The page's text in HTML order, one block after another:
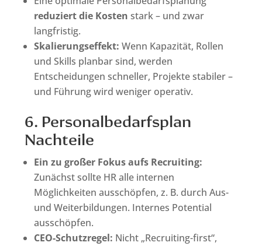
reduziert die Kostenstark – und zwar
langfristig.
Skalierungseffekt: Wenn Kapazität, Rollen
und Skills planbar sind, werden
Entscheidungen schneller, Projekte stabiler –
und Führung wird weniger operativ.
6. Personalbedarfsplan
Nachteile
Ein zu großer Fokus aufs Recruiting:
Zunächst sollte HR alle internen
Möglichkeiten ausschöpfen, z. B. durch Aus-
und Weiterbildungen. Internes Potential
ausschöpfen.
CEO-Schutzregel: Nicht „Recruiting-first“,